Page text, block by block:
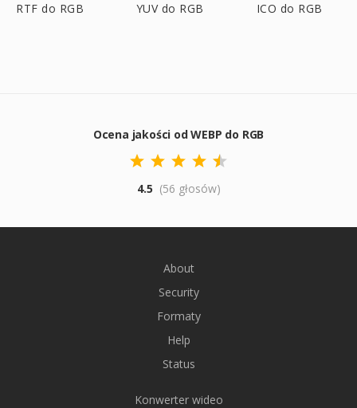
RTF do RGB YUV do RGB ICO do RGB
Ocena jakości od WEBP do RGB
4.5 (56 głosów)
About
Security
Formaty
Help
Status
Konwerter wideo